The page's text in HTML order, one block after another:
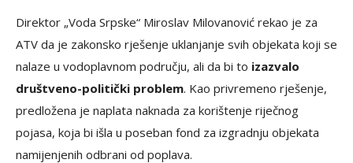
Direktor „Voda Srpske“ Miroslav Milovanović rekao je za
ATV da je zakonsko rješenje uklanjanje svih objekata koji se
nalaze u vodoplavnom području, ali da bi to izazvalo
društveno-politički problem. Kao privremeno rješenje,
predložena je naplata naknada za korištenje riječnog
pojasa, koja bi išla u poseban fond za izgradnju objekata
namijenjenih odbrani od poplava.